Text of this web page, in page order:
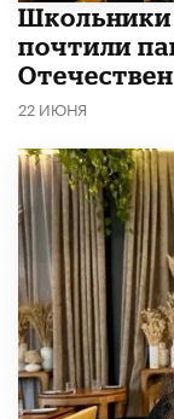
почтили
22 ИЮНЯ